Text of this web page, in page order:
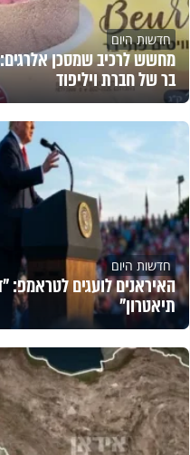
חדשות היום
מחשש לרכיב שמסכן
בר של חברת ויליפוד
חדשות היום
האיראנים לועגים לטראמפ:
תיאטרון"